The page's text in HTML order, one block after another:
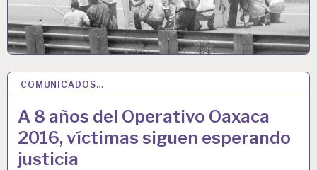
COMUNICADOS…
A 8 años del Operativo Oaxaca
2016, víctimas siguen esperando
justicia
19 JUN 2024